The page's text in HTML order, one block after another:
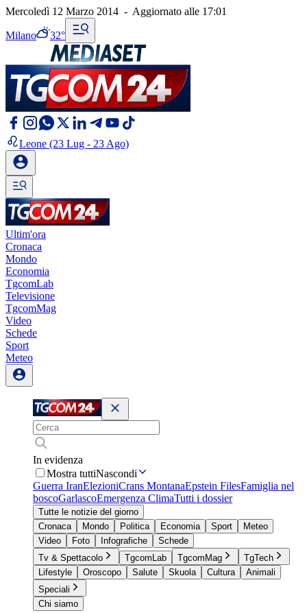
Mercoledì 12 Marzo 2014 - Aggiornato alle 17:01
Milano 32°
Leone (23 Lug - 23 Ago)
Ultim'ora
Cronaca
Mondo
Economia
TgcomLab
Televisione
TgcomMag
Video
Schede
Sport
Meteo
In evidenza
Mostra tuttiNascondi
Guerra IranElezioniCrans MontanaEpstein FilesFamiglia nel
boscoGarlascoEmergenza ClimaTutti i dossier
Tutte le notizie del giorno
Cronaca
Mondo Politica Economia Sport
Meteo
Video
Foto Infografiche
Schede
Tv & Spettacolo
TgcomLab TgcomMag
TgTech
Lifestyle
Oroscopo Salute Skuola Cultura
Animali
Speciali
Chi siamo